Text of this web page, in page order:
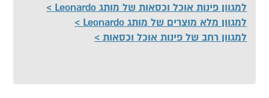
למגוון פינות אוכל וכסאות של מותג Leonardo
למגוון מלא מוצרים של מותג Leonardo
למגוון רחב של פינות אוכל וכסאות